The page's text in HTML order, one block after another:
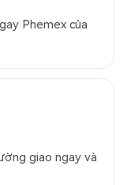
Phemex của
giao ngay và